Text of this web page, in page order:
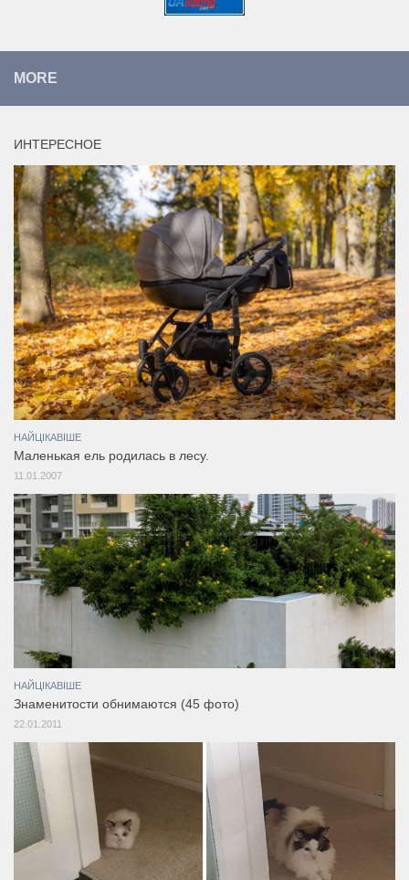
MORE
ИНТЕРЕСНОЕ
НАЙЦІКАВІШЕ
Маленькая ель родилась в лесу.
11.01.2007
НАЙЦІКАВІШЕ
Знаменитости обнимаются (45 фото)
22.01.2011